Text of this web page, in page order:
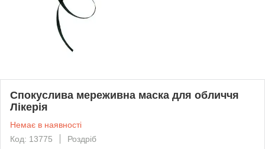
Спокуслива мереживна маска для обличчя
Лікерія
Немає в наявності
Код: 13775
Роздріб